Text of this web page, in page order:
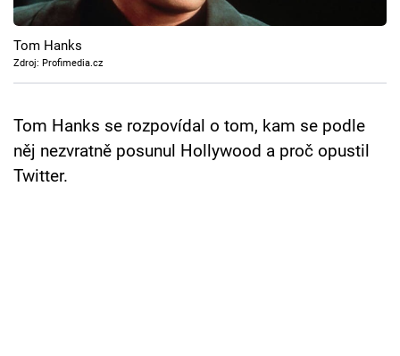
Pořady
TV Program
Tom Hanks
Zdroj: Profimedia.cz
Tom Hanks se rozpovídal o tom, kam se podle
něj nezvratně posunul Hollywood a proč opustil
Twitter.